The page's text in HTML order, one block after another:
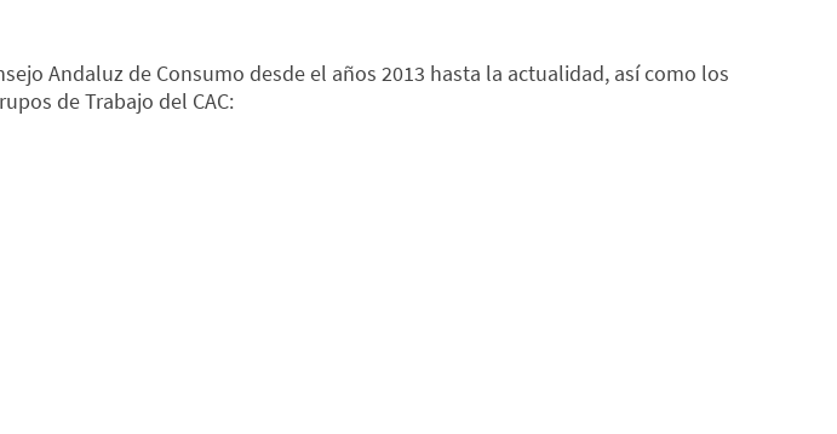
Andaluz de Consumo desde el años 2013 hasta la actualidad, así como los
de Trabajo del CAC: